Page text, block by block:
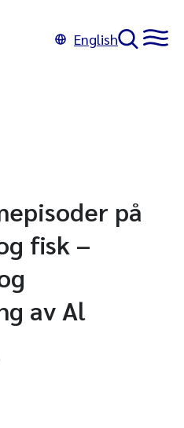
English
på
fisk –
av Al